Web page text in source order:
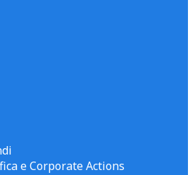
e Corporate Actions